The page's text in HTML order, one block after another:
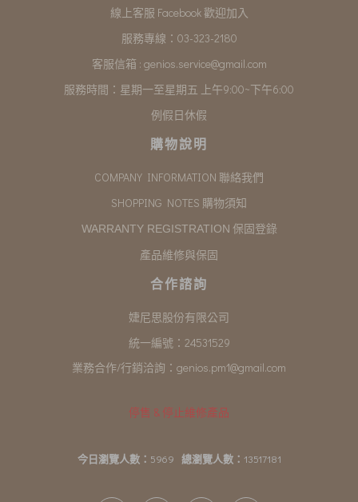
線上客服 Facebook 歡迎加入
服務專線：03-323-2180
客服信箱 : genios.service@gmail.com
服務時間：星期一至星期五 上午9:00~下午6:00
例假日休假
購物說明
COMPANY INFORMATION 聯絡我們
SHOPPING NOTES 購物須知
WARRANTY REGISTRATION 保固登錄
產品維修與保固
合作諮詢
婕尼思股份有限公司
統一編號：24531529
業務合作/行銷洽詢： genios.pm1@gmail.com
停售 & 停止維修產品
今日瀏覽人數： 5969 總瀏覽人數： 13517181